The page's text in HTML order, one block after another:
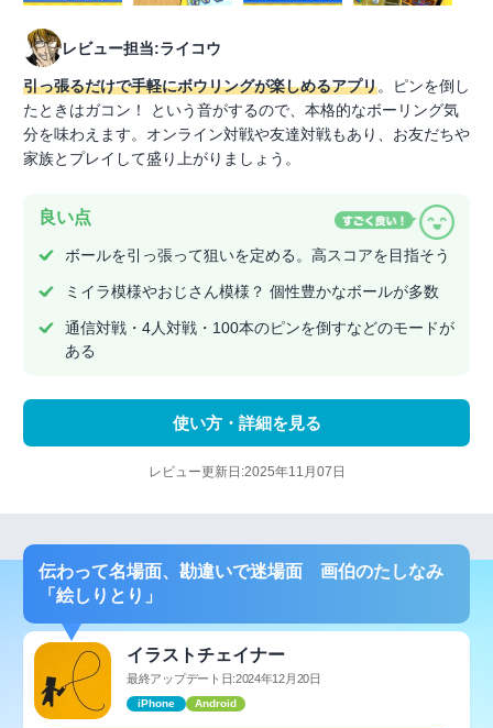
レビュー担当:ライコウ
引っ張るだけで手軽にボウリングが楽しめるアプリ。ピンを倒し
たときはガコン！ という音がするので、本格的なボーリング気
分を味わえます。オンライン対戦や友達対戦もあり、お友だちや
家族とプレイして盛り上がりましょう。
良い点
ボールを引っ張って狙いを定める。高スコアを目指そう
ミイラ模様やおじさん模様？ 個性豊かなボールが多数
通信対戦・4人対戦・100本のピンを倒すなどのモードが
ある
使い方・詳細を見る
レビュー更新日:2025年11月07日
伝わって名場面、勘違いで迷場面 画伯のたしなみ
「絵しりとり」
イラストチェイナー
最終アップデート日:2024年12月20日
iPhone Android